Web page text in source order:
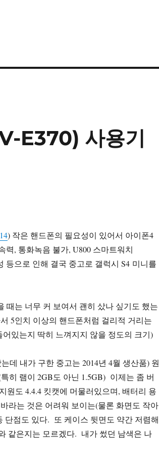
E370) 사용기
) 작은 핸드폰의 필요성이 있어서 아이폰4
력, 통화녹음 불가, U800 스마트워치
등으로 인해 결국 중고로 갤럭시 S4 미니를
때는 너무 커 보여서 괜히 샀나 싶기도 했는
5인치 이상의 핸드폰처럼 걸리적 거리는
있는지 딱히 느껴지지 않을 정도의 크기)
데 내가 구한 중고는 2014년 4월 생산품) 원
히 램이 2GB도 아닌 1.5GB) 이제는 좀 버
원도 4.4.4 킷캣에 머물러있으며, 배터리 용
라는 것은 어려워 보이는(물론 화면도 작아
단점도 있다. 또 케이스 뒷면도 약간 저렴해
같은지는 모르겠다. 내가 썼던 남색은 나